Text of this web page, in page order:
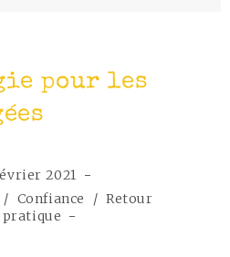
pour les
2021
/ Confiance / Retour
pratique